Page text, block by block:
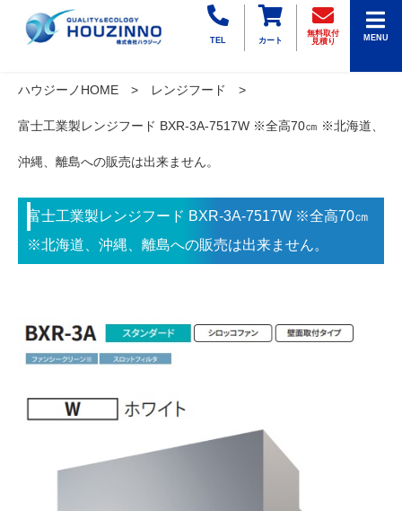
TEL カート
無料取付
見積り
MENU
ハウジーノHOME レンジフード
富士工業製レンジフード BXR-3A-7517W ※全高70㎝ ※北海道、
沖縄、離島への販売は出来ません。
富士工業製レンジフード BXR-3A-7517W ※全高70㎝
※北海道、沖縄、離島への販売は出来ません。